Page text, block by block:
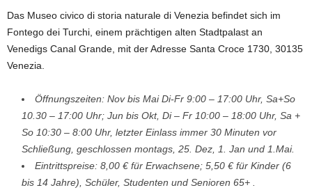
Das Museo civico di storia naturale di Venezia befindet sich im
Fontego dei Turchi, einem prächtigen alten Stadtpalast an
Venedigs Canal Grande, mit der Adresse Santa Croce 1730, 30135
Venezia.
Öffnungszeiten: Nov bis Mai Di-Fr 9:00 – 17:00 Uhr, Sa+So
10.30 – 17:00 Uhr; Jun bis Okt, Di – Fr 10:00 – 18:00 Uhr, Sa +
So 10:30 – 8:00 Uhr, letzter Einlass immer 30 Minuten vor
Schließung, geschlossen montags, 25. Dez, 1. Jan und 1.Mai.
Eintrittspreise: 8,00 € für Erwachsene; 5,50 € für Kinder (6
bis 14 Jahre), Schüler, Studenten und Senioren 65+ .